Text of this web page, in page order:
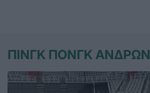
ΠΙΝΓΚ ΠΟΝΓΚ ΑΝΔΡΩΝ